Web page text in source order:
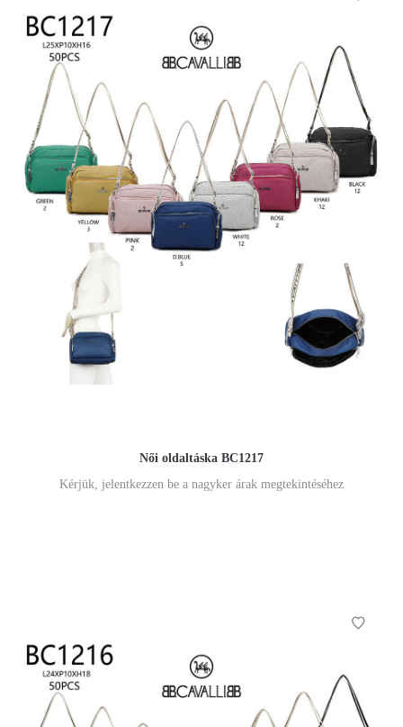
Női oldaltáska BC1217
Kérjük, jelentkezzen be a nagyker árak megtekintéséhez